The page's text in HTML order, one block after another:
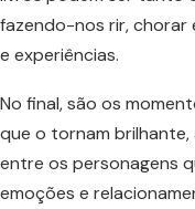
fazendo-nos rir, chorar
e experiências.
No final, são os
que o tornam
entre os personagens
emoções e